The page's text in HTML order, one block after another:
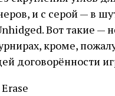
и с серой — в
Вот такие —
кроме,
договорённости